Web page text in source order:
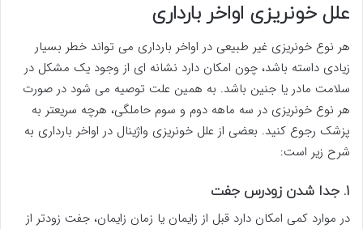
علل خونریزی اواخر بارداری
هر نوع خونریزی غیر طبیعی در اواخر بارداری می تواند خطر بسیار
زیادی داسته باشد، چون امکان دارد نشانه ای از وجود یک مشکل در
سلامت مادر یا جنین باشد. به همین علت توصیه می شود در صورت
هر نوع خونریزی در سه ماهه دوم و سوم حاملگی، هرچه سریعتر به
پزشک رجوع کنید. بعضی از علل خونریزی واژینال در اواخر بارداری به
شرح زیر است:
۱. جدا شدن زودرس جفت
در موارد کمی امکان دارد قبل از زایمان یا زمان زایمان، جفت زودتر از